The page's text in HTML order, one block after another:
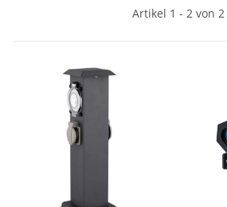
Artikel 1 - 2 von 2